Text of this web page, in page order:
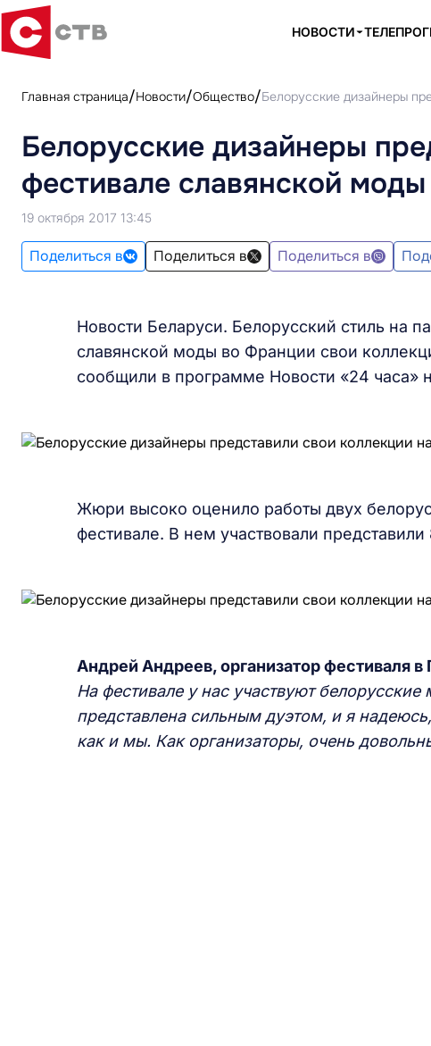
НОВОСТИ
Главная страница Новости Общество Белорусские дизайнеры
Белорусские дизайнеры
фестивале славянской
19 октября 2017 13:45
Поделиться в Поделиться в Поделиться в
Новости Беларуси. Белорусский стиль на
славянской моды во Франции свои
сообщили в программе Новости «24 часа»
Жюри высоко оценило работы двух
фестивале. В нем участвовали представили
Андрей Андреев, организатор фестиваля
На фестивале у нас участвуют
представлена сильным дуэтом, и я
как и мы. Как организаторы, очень